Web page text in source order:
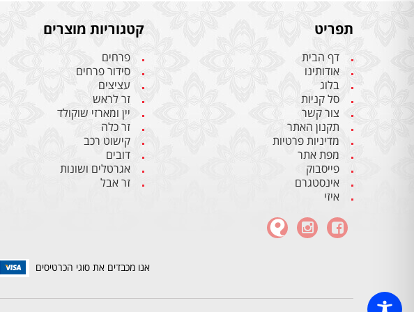
תפריט
דף הבית
אודותינו
בלוג
סל קניות
צור קשר
תקנון האתר
מדיניות פרטיות
מפת אתר
פייסבוק
אינסטגרם
איזי
קטגוריות מוצרים
פרחים
סידור פרחים
עציצים
זר לראש
יין ומארזי שוקולד
זר כלה
קישוט רכב
דובים
אגרטלים ושונות
זר אבל
אנו מכבדים את סוגי הכרטיסים